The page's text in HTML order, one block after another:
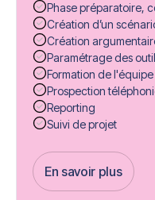
Phase préparatoire,
Création d’un
Création
Paramétrage des
Formation de
Prospection
Reporting
Suivi de projet
En savoir plus
Get Started